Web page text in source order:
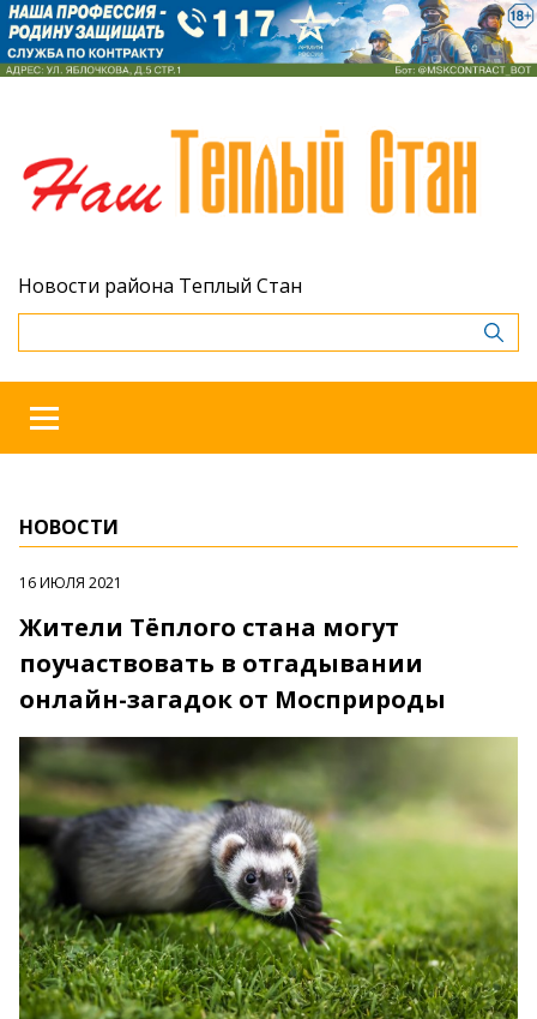
Новости района Теплый Стан
НОВОСТИ
16 ИЮЛЯ 2021
Жители Тёплого стана могут
поучаствовать в отгадывании
онлайн-загадок от Мосприроды